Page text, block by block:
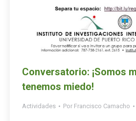
Conversatorio: ¡Somos
tenemos miedo!
Actividades Por Francisco Camacho